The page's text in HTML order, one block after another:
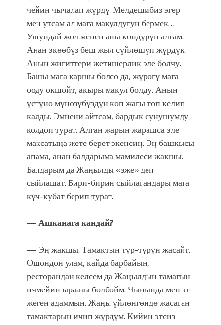
чейин чычалап жүрдү. Мелдешибиз эгер
мен утсам ал мага макулдугун бермек…
Ушундай жол менен аны көндүрүп алгам.
Анан экөөбүз беш жыл сүйлөшүп жүрдүк.
Анын жигиттери жетишерлик эле болчу.
Башы мага каршы болсо да, жүрөгү мага
ооду окшойт, акыры макул болду. Анын
үстүнө мүнөзүбүздүн көп жагы топ келип
калды. Эмнени айтсам, бардык сунушумду
колдоп турат. Алган жарын жарашса эле
максатыӊа жете берет экенсиӊ. Эӊ башкысы
апама, анан балдарыма мамилеси жакшы.
Балдарым да Жаӊылды «эже» деп
сыйлашат. Бири-бирин сыйлагандары мага
күч-кубат берип турат.
— Ашканага кандай?
— Эӊ жакшы. Тамактын түр-түрүн жасайт.
Ошондон улам, кайда барбайын,
ресторандан келсем да Жаӊылдын тамагын
ичмейин ыраазы болбойм. Чынында мен эт
жеген адаммын. Жаӊы үйлөнгөндө жасаган
тамактарын ичип жүрдүм. Кийин этсиз